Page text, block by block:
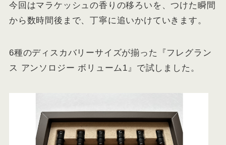
今回はマラケッシュの香りの移ろいを、つけた瞬間
から数時間後まで、丁寧に追いかけていきます。
6種のディスカバリーサイズが揃った『フレグラン
ス アンソロジー ボリューム1』で試しました。